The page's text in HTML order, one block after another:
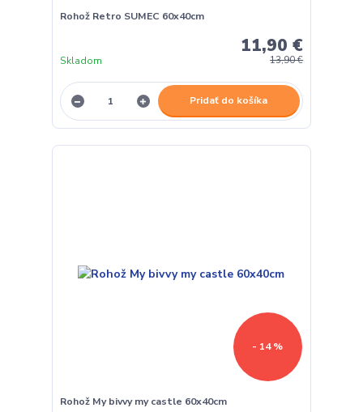
Rohož Retro SUMEC 60x40cm
13,90 €
11,90 €
Skladom
Pridať do košíka
- 14 %
Rohož My bivvy my castle 60x40cm